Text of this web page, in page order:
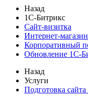
Назад
1С-Битрикс
Сайт-визитка
Интернет-магазин
Корпоративный
Обновление 1С-
Назад
Услуги
Подготовка